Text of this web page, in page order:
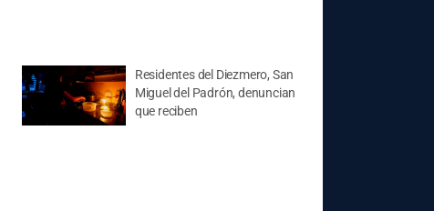
Residentes del Diezmero, San
Miguel del Padrón, denuncian
que reciben